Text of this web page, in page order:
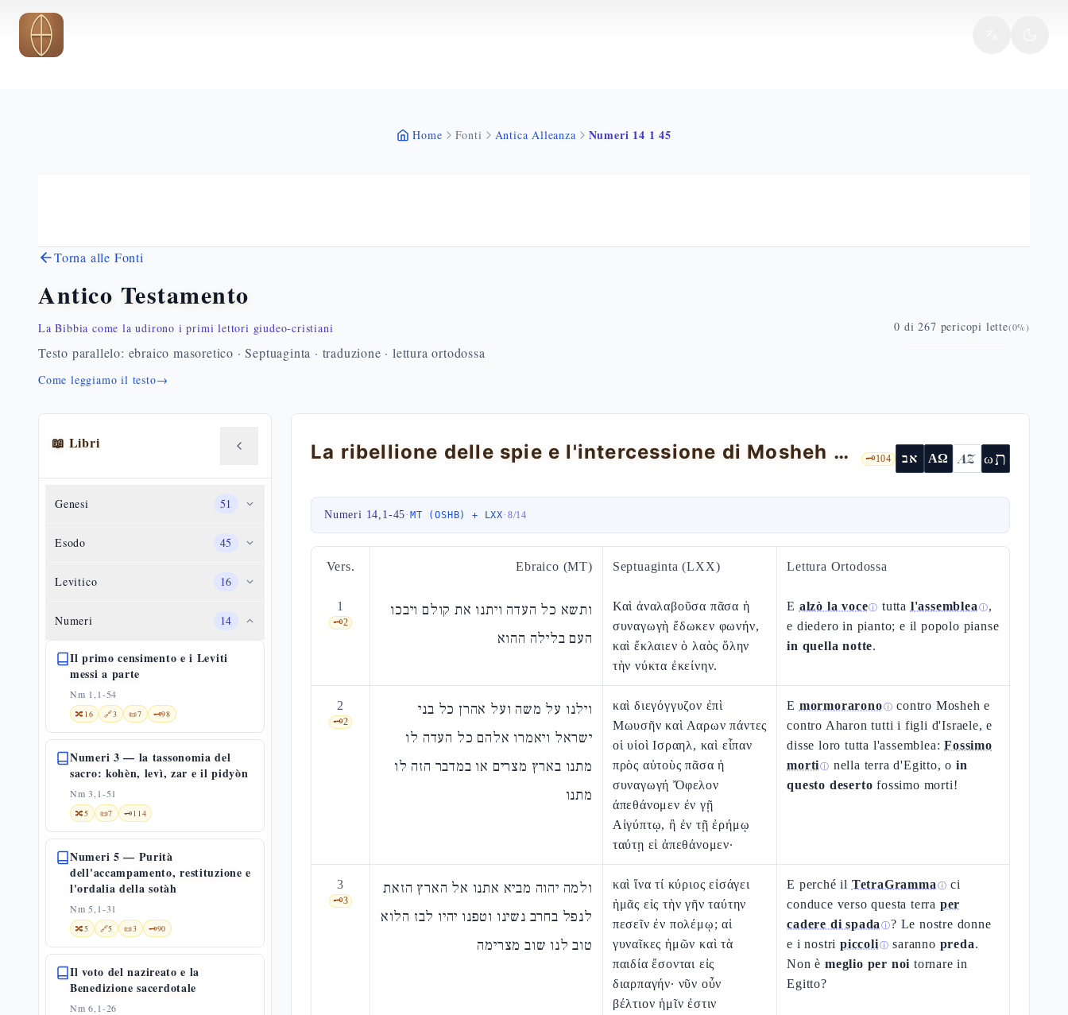
Vai al contenuto principale
Home Fonti Antica Alleanza Numeri 14 1 45
Torna alle Fonti
Antico Testamento
La Bibbia come la udirono i primi lettori giudeo-cristiani
Testo parallelo: ebraico masoretico · Septuaginta · traduzione · lettura ortodossa
Come leggiamo il testo→
0 di 267 pericopi lette(0%)
📖 Libri
Genesi 51
Esodo 45
Levitico 16
Numeri 14
Il primo censimento e i Leviti
messi a parte
Nm 1,1-54
🔀16 🔗3 📜7 🗝️98
Numeri 3 — la tassonomia del
sacro: kohèn, levì, zar e il pidyòn
Nm 3,1-51
🔀5 📜7 🗝️114
Numeri 5 — Purità
dell'accampamento, restituzione e
l'ordalia della sotàh
Nm 5,1-31
🔀5 🔗5 📜3 🗝️90
Il voto del nazireato e la
Benedizione sacerdotale
Nm 6,1-26
La ribellione delle spie e l'intercessione di Mosheh — Nm 14,1-45 🗝️104 אב ΑΩ AZ ωת
Numeri 14,1-45·MT (OSHB) + LXX· 8/14
Vers. Ebraico (MT) Septuaginta (LXX) Lettura Ortodossa
1
🗝️2
ותשא כל העדה ויתנו את קולם ויבכו
העם בלילה ההוא
Καὶ ἀναλαβοῦσα πᾶσα ἡ
συναγωγὴ ἔδωκεν φωνήν,
καὶ ἔκλαιεν ὁ λαὸς ὅλην
τὴν νύκτα ἐκείνην.
E alzò la voceⓘ tutta l'assemblea ⓘ,
e diedero in pianto; e il popolo pianse
in quella notte.
2
🗝️2
וילנו על משה ועל אהרן כל בני
ישראל ויאמרו אלהם כל העדה לו
מתנו בארץ מצרים או במדבר הזה לו
מתנו
καὶ διεγόγγυζον ἐπὶ
Μωυσῆν καὶ Ααρων πάντες
οἱ υἱοὶ Ισραηλ, καὶ εἶπαν
πρὸς αὐτοὺς πᾶσα ἡ
συναγωγή Ὄφελον
ἀπεθάνομεν ἐν γῇ
Αἰγύπτῳ, ἢ ἐν τῇ ἐρήμῳ
ταύτῃ εἰ ἀπεθάνομεν·
E mormoraronoⓘ contro Mosheh e
contro Aharon tutti i figli d'Israele, e
disse loro tutta l'assemblea:Fossimo
mortiⓘ nella terra d'Egitto, oin
questo deserto fossimo morti!
3
🗝️3
ולמה יהוה מביא אתנו אל הארץ הזאת
לנפל בחרב נשינו וטפנו יהיו לבז הלוא
טוב לנו שוב מצרימה
καὶ ἵνα τί κύριος εἰσάγει
ἡμᾶς εἰς τὴν γῆν ταύτην
πεσεῖν ἐν πολέμῳ; αἱ
γυναῖκες ἡμῶν καὶ τὰ
παιδία ἔσονται εἰς
διαρπαγήν· νῦν οὖν
βέλτιον ἡμῖν ἐστιν
E perché il TetraGramma ⓘ ci
conduce verso questa terra per
cadere di spada ⓘ? Le nostre donne
e i nostripiccoliⓘ saranno preda.
Non èmeglio per noi tornare in
Egitto?